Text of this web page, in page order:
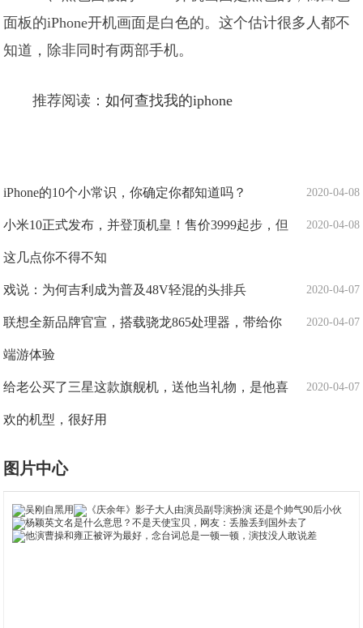
面板的iPhone开机画面是白色的。这个估计很多人都不
知道，除非同时有两部手机。
推荐阅读：如何查找我的iphone
2020-04-08
iPhone的10个小常识，你确定你都知道吗？
2020-04-08
小米10正式发布，并登顶机皇！售价3999起步，但
这几点你不得不知
2020-04-07
戏说：为何吉利成为普及48V轻混的头排兵
2020-04-07
联想全新品牌官宣，搭载骁龙865处理器，带给你
端游体验
2020-04-07
给老公买了三星这款旗舰机，送他当礼物，是他喜
欢的机型，很好用
图片中心